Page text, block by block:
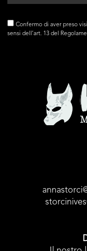
Confermo di aver preso
sensi dell’art. 13 del